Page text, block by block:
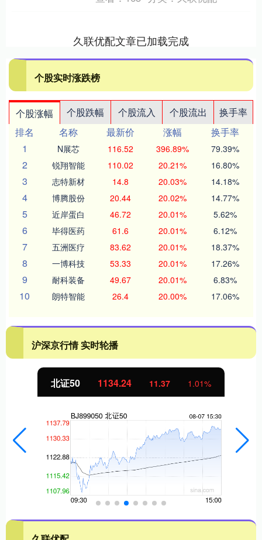
久联优配文章已加载完成
个股实时涨跌榜
个股涨幅 个股跌幅 个股流入 个股流出
换手率
排名
名称 最新价 涨幅
换手率
1
N展芯 116.52 396.89% 79.39%
2 锐翔智能 110.02 20.21% 16.80%
3 志特新材 14.8 20.03% 14.18%
4 博腾股份 20.44 20.02% 14.77%
5 近岸蛋白 46.72 20.01% 5.62%
6 毕得医药 61.6 20.01% 6.12%
7 五洲医疗 83.62 20.01% 18.37%
8 一博科技 53.33 20.01% 17.26%
9 耐科装备 49.67 20.01% 6.83%
10 朗特智能 26.4 20.00% 17.06%
沪深京行情 实时轮播
北证50 1134.24 11.37 1.01%